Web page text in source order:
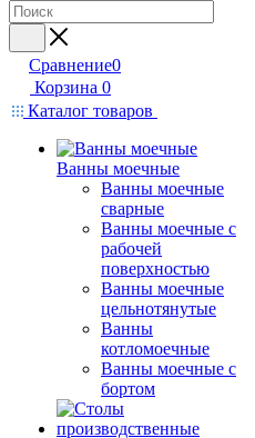
Сравнение0
Корзина 0
Каталог товаров
Ванны моечные
Ванны моечные
сварные
Ванны моечные с
рабочей
поверхностью
Ванны моечные
цельнотянутые
Ванны
котломоечные
Ванны моечные с
бортом